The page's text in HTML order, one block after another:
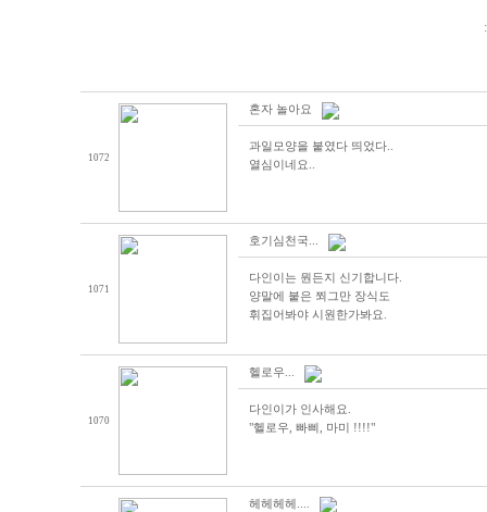
1072
혼자 놀아요
과일모양을 붙였다 띄었다..
열심이네요..
1071
호기심천국...
다인이는 뭔든지 신기합니다.
양말에 붙은 쬐그만 장식도
휘집어봐야 시원한가봐요.
1070
헬로우...
다인이가 인사해요.
"헬로우, 빠삐, 마미 !!!!"
헤헤헤헤....